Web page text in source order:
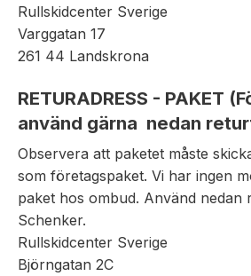
Rullskidcenter Sverige
Varggatan 17
261 44 Landskrona
RETURADRESS - PAKET
använd gärna nedan
Observera att paketet måste
som företagspaket. Vi har ingen
paket hos ombud. Använd nedan
Schenker.
Rullskidcenter Sverige
Björngatan 2C